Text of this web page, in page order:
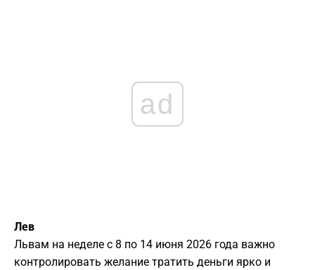
ad
Лев
Львам на неделе с 8 по 14 июня 2026 года важно
контролировать желание тратить деньги ярко и